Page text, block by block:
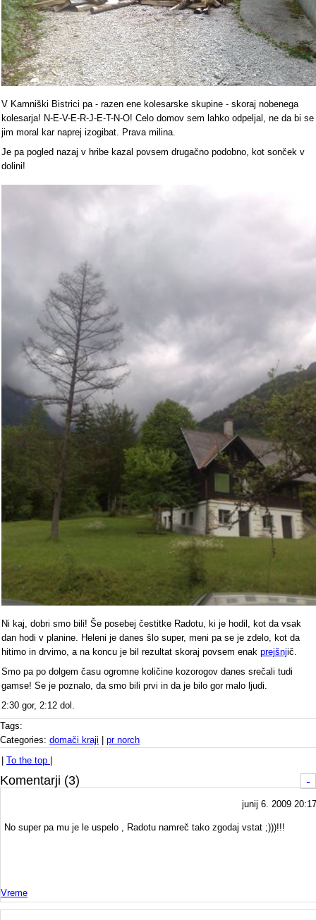
V Kamniški Bistrici pa - razen ene kolesarske skupine - skoraj nobenega
kolesarja! N-E-V-E-R-J-E-T-N-O! Celo domov sem lahko odpeljal, ne da bi se
jim moral kar naprej izogibat. Prava milina.
Je pa pogled nazaj v hribe kazal povsem drugačno podobno, kot sonček v
dolini!
Ni kaj, dobri smo bili! Še posebej čestitke Radotu, ki je hodil, kot da vsak
dan hodi v planine. Heleni je danes šlo super, meni pa se je zdelo, kot da
hitimo in drvimo, a na koncu je bil rezultat skoraj povsem enak prejšnjič.
Smo pa po dolgem času ogromne količine kozorogov danes srečali tudi
gamse! Se je poznalo, da smo bili prvi in da je bilo gor malo ljudi.
2:30 gor, 2:12 dol.
Tags:
Categories: domači kraji
pr norch
To the top
Komentarji (3) -
junij 6. 2009 20:17
No super pa mu je le uspelo , Radotu namreč tako zgodaj vstat ;)))!!!
Vreme